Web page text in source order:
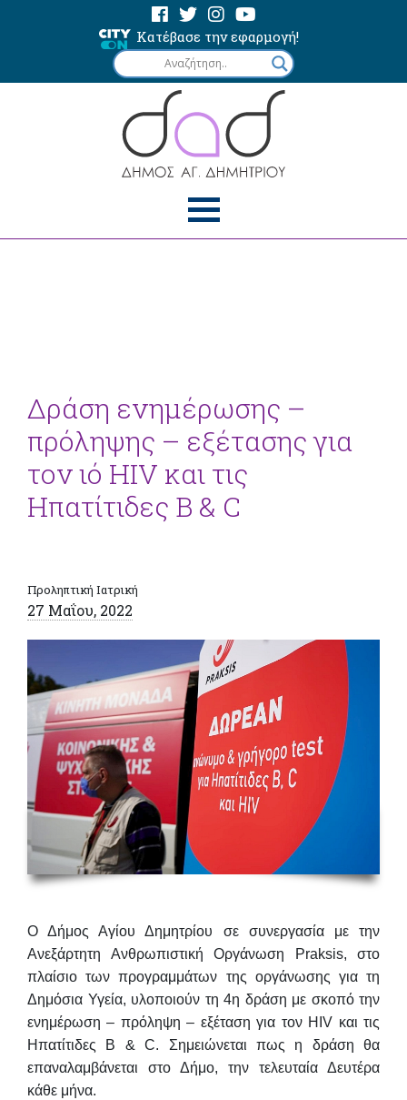
Κατέβασε την εφαρμογή!
Δράση ενημέρωσης –
πρόληψης – εξέτασης για
τον ιό HIV και τις
Ηπατίτιδες B & C
Προληπτική Ιατρική
27 Μαΐου, 2022
Ο Δήμος Αγίου Δημητρίου σε συνεργασία με την
Ανεξάρτητη Ανθρωπιστική Οργάνωση Praksis, στο
πλαίσιο των προγραμμάτων της οργάνωσης για τη
Δημόσια Υγεία, υλοποιούν τη 4η δράση με σκοπό την
ενημέρωση – πρόληψη – εξέταση για τον HIV και τις
Ηπατίτιδες B & C. Σημειώνεται πως η δράση θα
επαναλαμβάνεται στο Δήμο, την τελευταία Δευτέρα
κάθε μήνα.